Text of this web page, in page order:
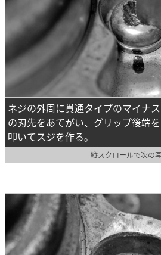
ネジの外周に貫通タイプのマイナ
の刃先をあてがい、グリップ後端
叩いてスジを作る。
縦スクロールで次の